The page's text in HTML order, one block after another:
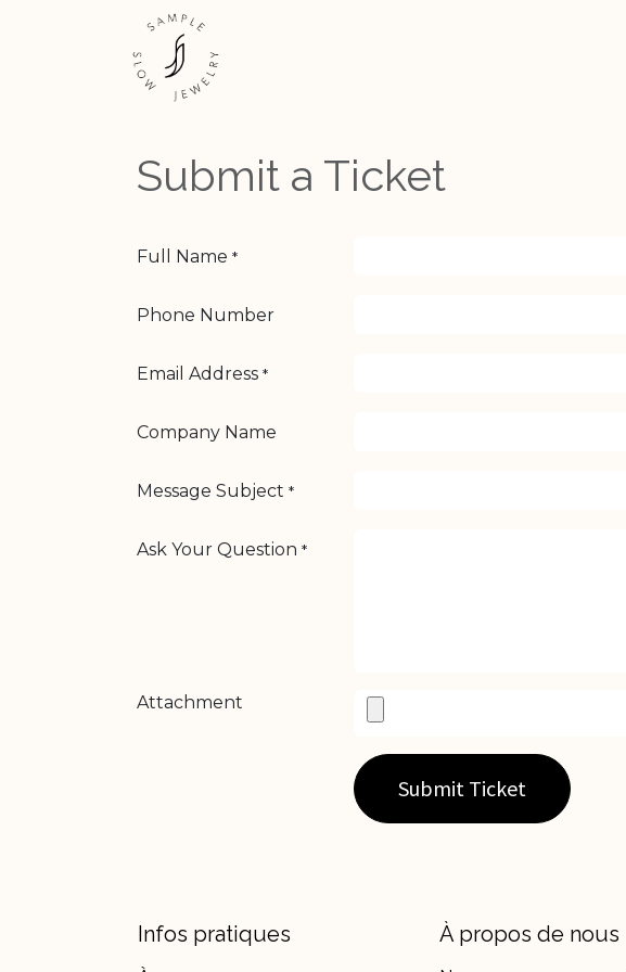
Submit a Ticket
Full Name *
Phone Number
Email Address *
Company Name
Message Subject *
Ask Your Question *
Attachment
Submit Ticket
Infos pratiques À propos de nous